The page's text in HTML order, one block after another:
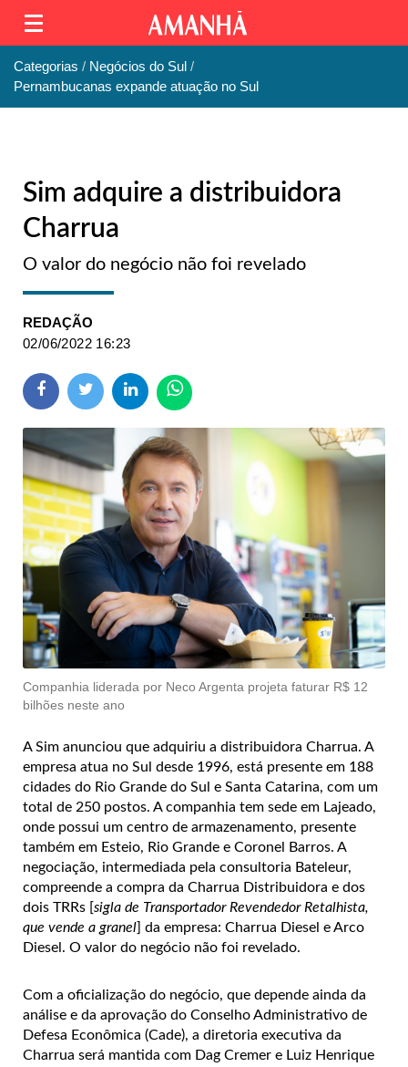
Categorias
Negócios do Sul
Pernambucanas expande atuação no Sul
Sim adquire a distribuidora
Charrua
O valor do negócio não foi revelado
REDAÇÃO
02/06/2022 16:23
Companhia liderada por Neco Argenta projeta faturar R$ 12
bilhões neste ano
A Sim anunciou que adquiriu a distribuidora Charrua. A
empresa atua no Sul desde 1996, está presente em 188
cidades do Rio Grande do Sul e Santa Catarina, com um
total de 250 postos. A companhia tem sede em Lajeado,
onde possui um centro de armazenamento, presente
também em Esteio, Rio Grande e Coronel Barros. A
negociação, intermediada pela consultoria Bateleur,
compreende a compra da Charrua Distribuidora e dos
dois TRRs [sigla de Transportador Revendedor Retalhista,
que vende a granel] da empresa: Charrua Diesel e Arco
Diesel. O valor do negócio não foi revelado.
Com a oficialização do negócio, que depende ainda da
análise e da aprovação do Conselho Administrativo de
Defesa Econômica (Cade), a diretoria executiva da
Charrua será mantida com Dag Cremer e Luiz Henrique